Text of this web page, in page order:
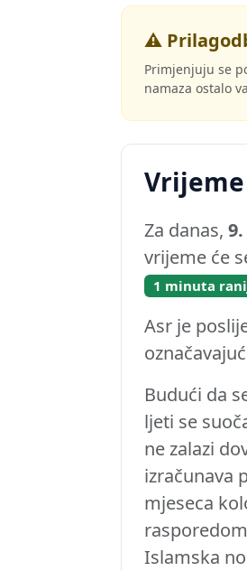
⚠️
Primjenjuju se
namaza ostalo
Za danas,
vrijeme će
1 minuta
Asr je
Budući da
ljeti se
ne zalazi
izračunava
mjeseca
Islamska